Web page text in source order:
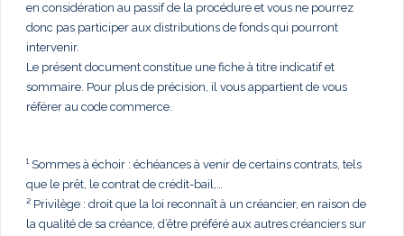
en considération au passif de la procédure et vous ne pourrez
donc pas participer aux distributions de fonds qui pourront
intervenir.
Le présent document constitue une fiche à titre indicatif et
sommaire. Pour plus de précision, il vous appartient de vous
référer au code commerce.
¹ Sommes à échoir : échéances à venir de certains contrats, tels
que le prêt, le contrat de crédit-bail,…
² Privilège : droit que la loi reconnaît à un créancier, en raison de
la qualité de sa créance, d’être préféré aux autres créanciers sur